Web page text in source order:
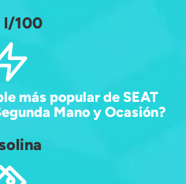
l/100
más popular de SEAT
Mano y Ocasión?